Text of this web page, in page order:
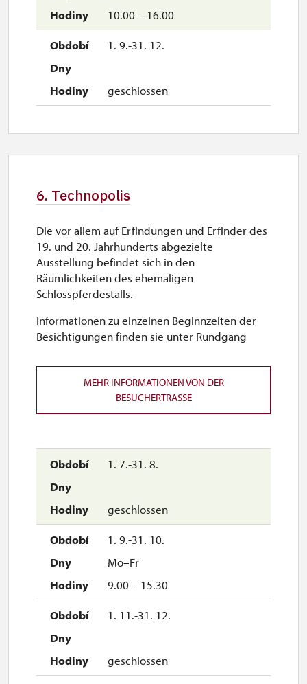
10.00 – 16.00
1. 9.-31. 12.
geschlossen
6. Technopolis
1. 7.-31. 8.
geschlossen
1. 9.-31. 10.
Mo–Fr
9.00 – 15.30
1. 11.-31. 12.
geschlossen
Die vor allem auf Erfindungen und Erfinder des
19. und 20. Jahrhunderts abgezielte
Ausstellung befindet sich in den
Räumlichkeiten des ehemaligen
Schlosspferdestalls.
Informationen zu einzelnen Beginnzeiten der
Besichtigungen finden sie unter Rundgang
MEHR INFORMATIONEN VON DER
BESUCHERTRASSE